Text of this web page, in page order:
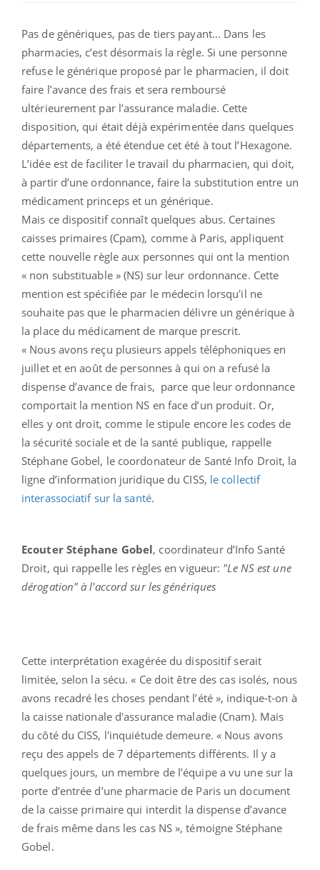
Pas de génériques, pas de tiers payant… Dans les
pharmacies, c’est désormais la règle. Si une personne
refuse le générique proposé par le pharmacien, il doit
faire l’avance des frais et sera remboursé
ultérieurement par l’assurance maladie. Cette
disposition, qui était déjà expérimentée dans quelques
départements, a été étendue cet été à tout l’Hexagone.
L’idée est de faciliter le travail du pharmacien, qui doit,
à partir d’une ordonnance, faire la substitution entre un
médicament princeps et un générique.
Mais ce dispositif connaît quelques abus. Certaines
caisses primaires (Cpam), comme à Paris, appliquent
cette nouvelle règle aux personnes qui ont la mention
« non substituable » (NS) sur leur ordonnance. Cette
mention est spécifiée par le médecin lorsqu'il ne
souhaite pas que le pharmacien délivre un générique à
la place du médicament de marque prescrit.
« Nous avons reçu plusieurs appels téléphoniques en
juillet et en août de personnes à qui on a refusé la
dispense d’avance de frais, parce que leur ordonnance
comportait la mention NS en face d’un produit. Or,
elles y ont droit, comme le stipule encore les codes de
la sécurité sociale et de la santé publique, rappelle
Stéphane Gobel, le coordonateur de Santé Info Droit, la
ligne d’information juridique du CISS, le collectif
interassociatif sur la santé.
Ecouter Stéphane Gobel, coordinateur d’Info Santé
Droit, qui rappelle les règles en vigueur: "Le NS est une
dérogation" à l'accord sur les génériques
Cette interprétation exagérée du dispositif serait
limitée, selon la sécu. « Ce doit être des cas isolés, nous
avons recadré les choses pendant l’été », indique-t-on à
la caisse nationale d'assurance maladie (Cnam). Mais
du côté du CISS, l'inquiétude demeure. « Nous avons
reçu des appels de 7 départements différents. Il y a
quelques jours, un membre de l’équipe a vu une sur la
porte d’entrée d’une pharmacie de Paris un document
de la caisse primaire qui interdit la dispense d’avance
de frais même dans les cas NS », témoigne Stéphane
Gobel.